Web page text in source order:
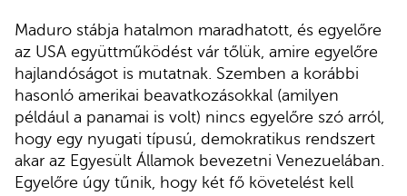
Maduro stábja hatalmon maradhatott, és egyelőre
az USA együttműködést vár tőlük, amire egyelőre
hajlandóságot is mutatnak. Szemben a korábbi
hasonló amerikai beavatkozásokkal (amilyen
például a panamai is volt) nincs egyelőre szó arról,
hogy egy nyugati típusú, demokratikus rendszert
akar az Egyesült Államok bevezetni Venezuelában.
Egyelőre úgy tűnik, hogy két fő követelést kell